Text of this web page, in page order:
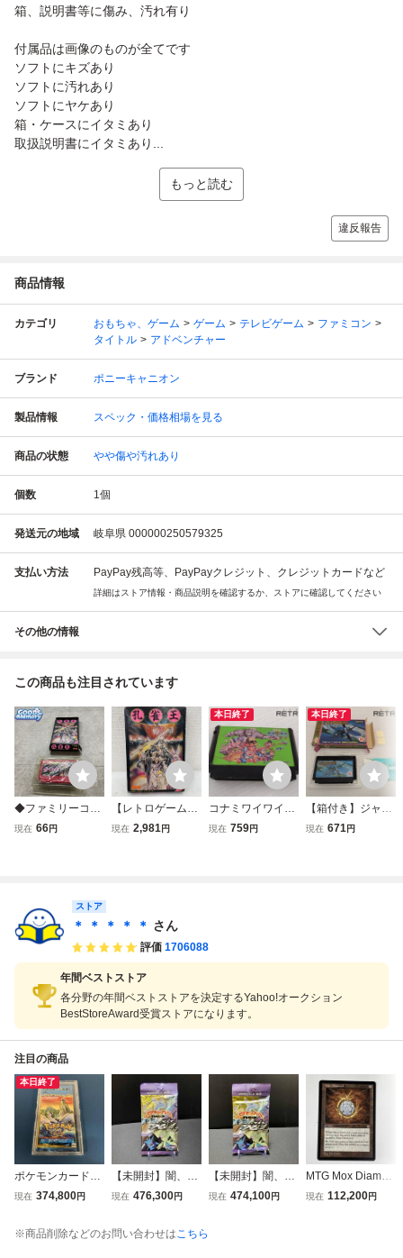
箱、説明書等に傷み、汚れ有り
付属品は画像のものが全てです
ソフトにキズあり
ソフトに汚れあり
ソフトにヤケあり
箱・ケースにイタミあり
取扱説明書にイタミあり...
もっと読む
違反報告
商品情報
カテゴリ おもちゃ、ゲーム ゲーム テレビゲーム
ファミコン
タイトル
アドベンチャー
ブランド ポニーキャニオン
製品情報 スペック・価格相場を見る
商品の状態 やや傷や汚れあり
個数 1個
発送元の地域 岐阜県 000000250579325
支払い方法 PayPay残高等、PayPayクレジット、クレジットカードなど
詳細はストア情報・商品説明を確認するか、ストアに確認してください
その他の情報
この商品も注目されています
◆ファミリーコン
ピューター/ファミ
現在 66円
【レトロゲーム】
【FC】孔雀王 箱
現在 2,981円
本日終了
コナミワイワイワ
ールド ファミコン
現在 759円
本日終了
【箱付き】ジャイ
ロダイン ファミコ
現在 671円
ストア
＊ ＊ ＊ ＊ ＊ さん
評価 1706088
年間ベストストア
各分野の年間ベストストアを決定するYahoo!オークション
BestStoreAward受賞ストアになります。
注目の商品
本日終了
ポケモンカードe
拡張パック 第3
現在 374,800円
【未開封】闇、そ
してひかりへ… 1
現在 476,300円
【未開封】闇、そ
してひかりへ… 1
現在 474,100円
MTG Mox Diamon
d アーティファク
現在 112,200円
※商品削除などのお問い合わせはこちら